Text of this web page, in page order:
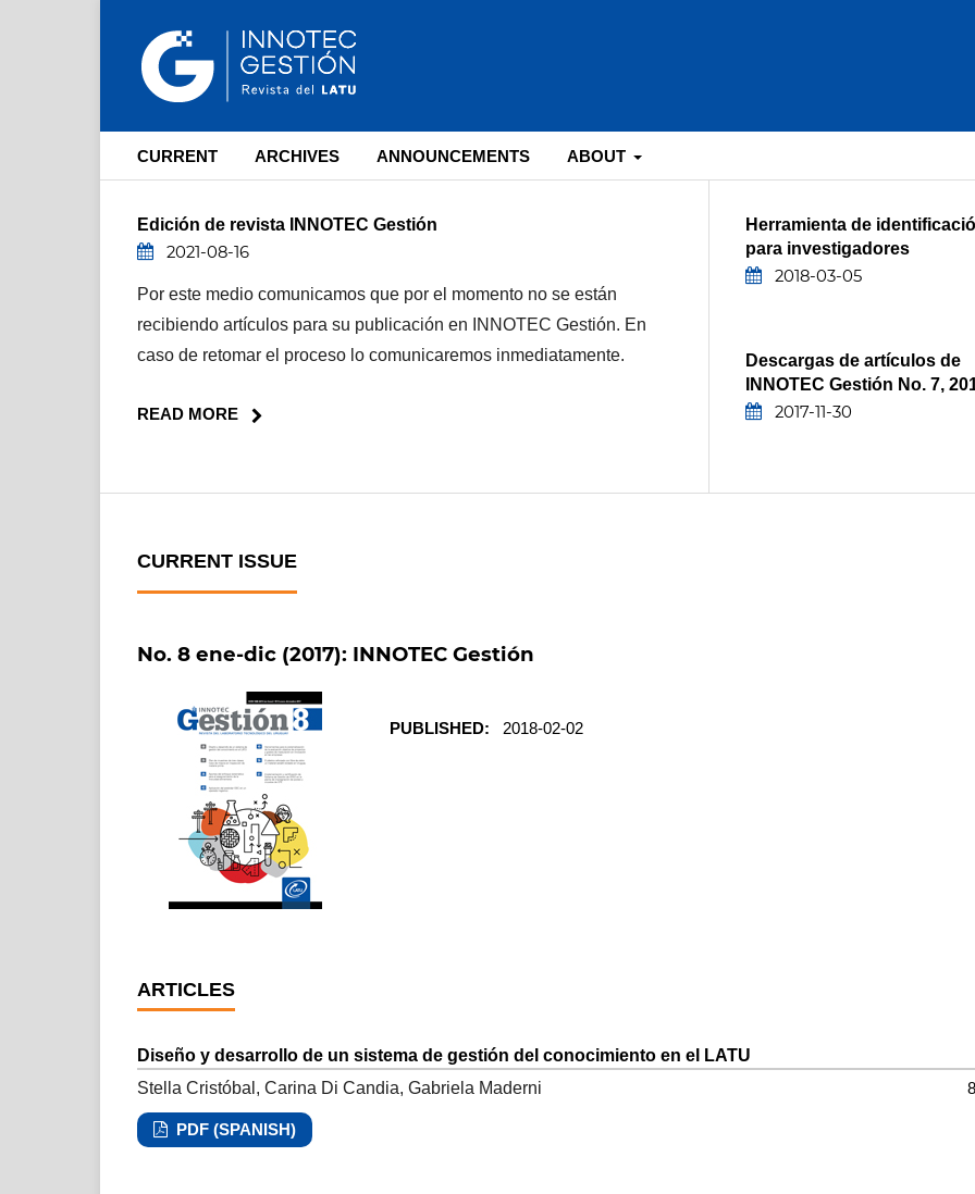
CURRENT ARCHIVES ANNOUNCEMENTS ABOUT
Edición de revista INNOTEC Gestión
2021-08-16
Por este medio comunicamos que por el momento no se están
recibiendo artículos para su publicación en INNOTEC Gestión. En
caso de retomar el proceso lo comunicaremos inmediatamente.
READ MORE
Herramienta de
para investigadores
2018-03-05
Descargas de artículos de
INNOTEC Gestión No. 7,
2017-11-30
CURRENT ISSUE
No. 8 ene-dic (2017): INNOTEC Gestión
PUBLISHED: 2018-02-02
ARTICLES
Diseño y desarrollo de un sistema de gestión del conocimiento en el LATU
Stella Cristóbal, Carina Di Candia, Gabriela Maderni
PDF (SPANISH)